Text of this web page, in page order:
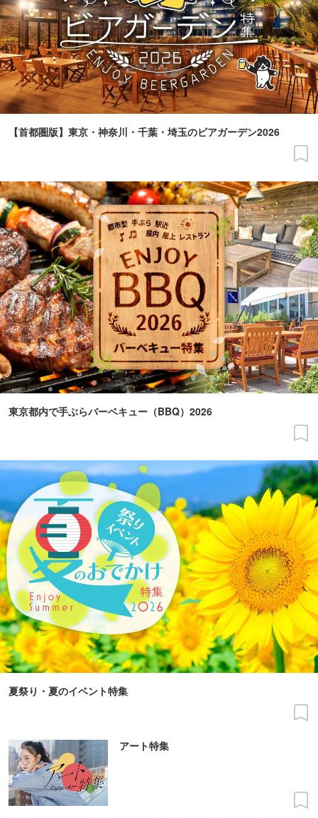
【首都圏版】東京・神奈川・千葉・埼玉のビアガーデン2026
東京都内で手ぶらバーベキュー（BBQ）2026
夏祭り・夏のイベント特集
アート特集